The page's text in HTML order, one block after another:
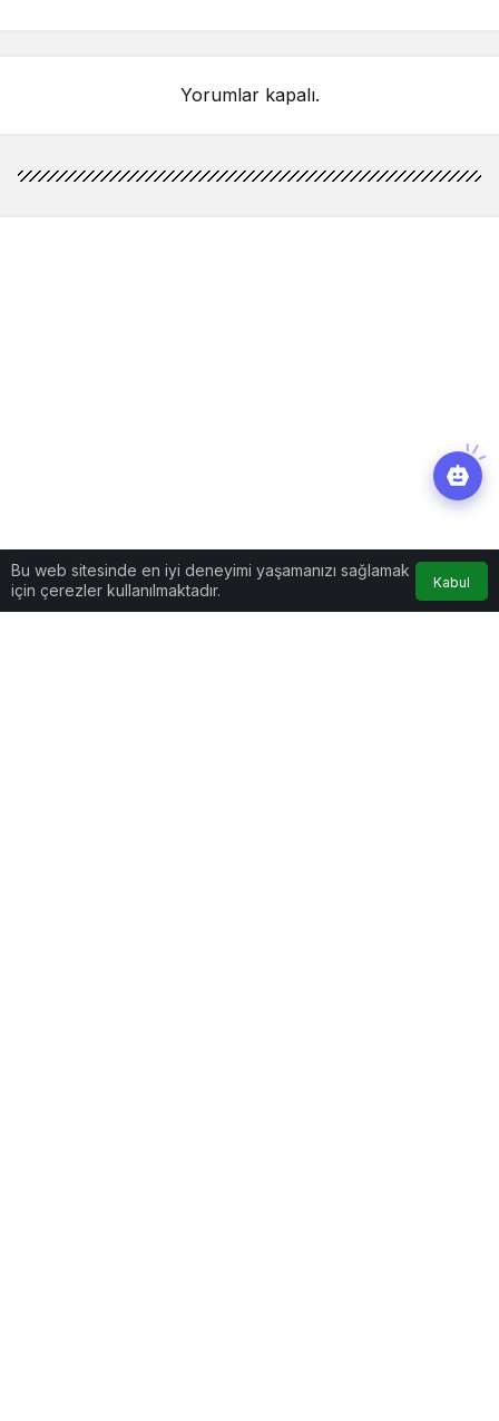
Yorumlar kapalı.
Bu web sitesinde en iyi deneyimi yaşamanızı sağlamak
için çerezler kullanılmaktadır.
Kabul